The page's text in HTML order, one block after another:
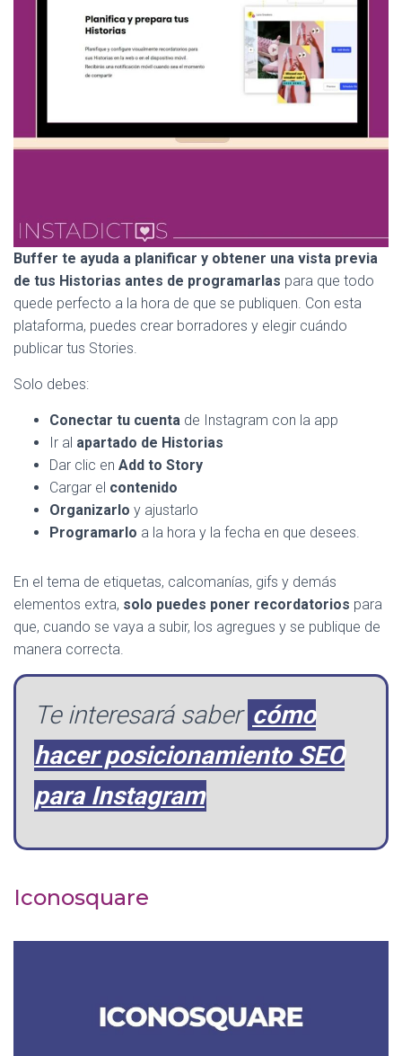
Buffer te ayuda a planificar y obtener una vista previa
de tus Historias antes de programarlas para que todo
quede perfecto a la hora de que se publiquen. Con esta
plataforma, puedes crear borradores y elegir cuándo
publicar tus Stories.
Solo debes:
Conectar tu cuenta de Instagram con la app
Ir al apartado de Historias
Dar clic en Add to Story
Cargar el contenido
Organizarlo y ajustarlo
Programarlo a la hora y la fecha en que desees.
En el tema de etiquetas, calcomanías, gifs y demás
elementos extra, solo puedes poner recordatorios para
que, cuando se vaya a subir, los agregues y se publique de
manera correcta.
Te interesará saber cómo
hacer posicionamiento SEO
para Instagram
Iconosquare